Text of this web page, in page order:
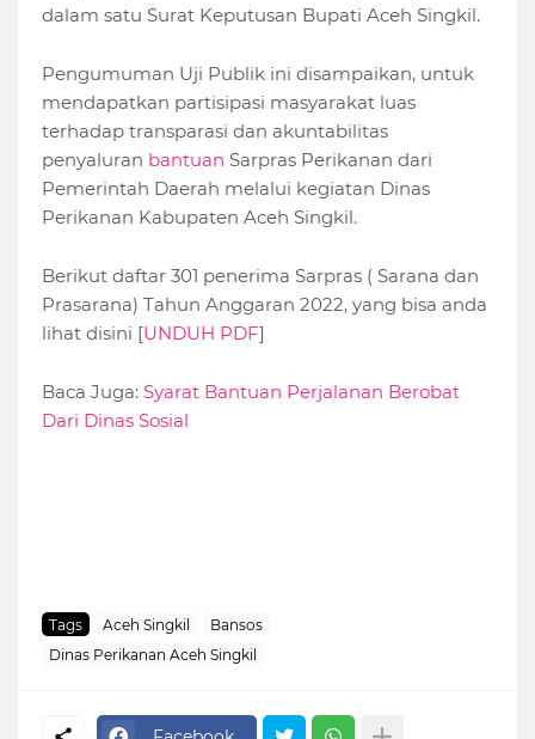
dalam satu Surat Keputusan Bupati Aceh Singkil.
Pengumuman Uji Publik ini disampaikan, untuk
mendapatkan partisipasi masyarakat luas
terhadap transparasi dan akuntabilitas
penyaluran bantuan Sarpras Perikanan dari
Pemerintah Daerah melalui kegiatan Dinas
Perikanan Kabupaten Aceh Singkil.
Berikut daftar 301 penerima Sarpras ( Sarana dan
Prasarana) Tahun Anggaran 2022, yang bisa anda
lihat disini [UNDUH PDF]
Baca Juga: Syarat Bantuan Perjalanan Berobat
Dari Dinas Sosial
Tags Aceh Singkil
Bansos
Dinas Perikanan Aceh Singkil